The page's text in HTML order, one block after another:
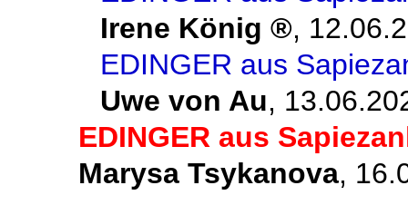
Irene König
,
EDINGER aus
Uwe von Au,
EDINGER aus
Marysa Tsykanova,